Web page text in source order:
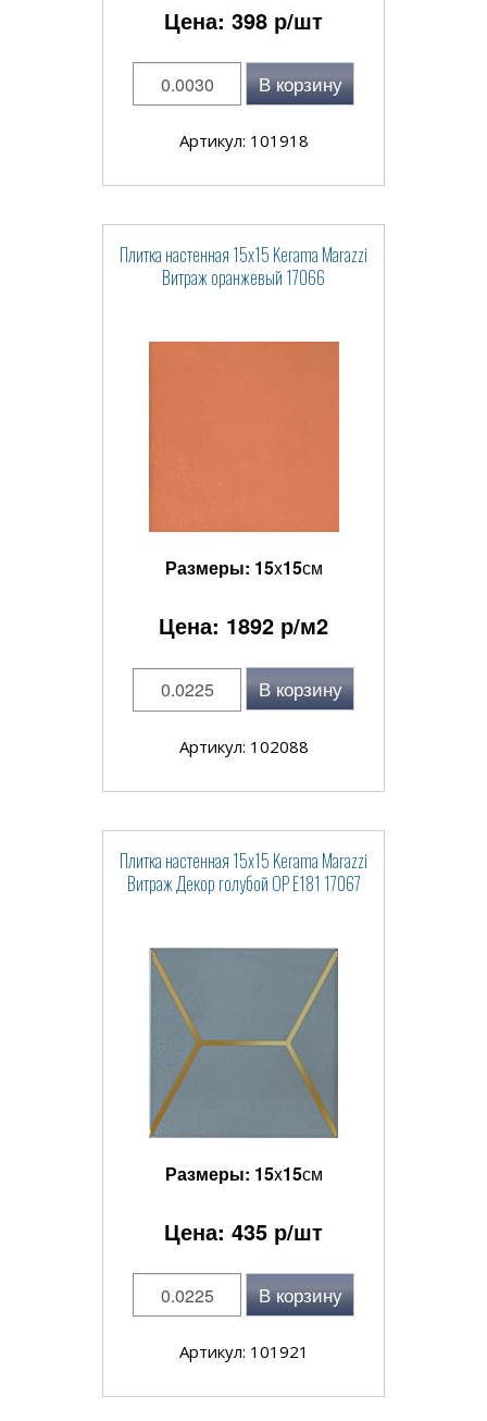
Цена: 398 р/шт
В корзину
Артикул: 101918
Плитка настенная 15x15 Kerama Marazzi
Витраж оранжевый 17066
Размеры: 15x15см
Цена: 1892 р/м2
В корзину
Артикул: 102088
Плитка настенная 15x15 Kerama Marazzi
Витраж Декор голубой OP E181 17067
Размеры: 15x15см
Цена: 435 р/шт
В корзину
Артикул: 101921